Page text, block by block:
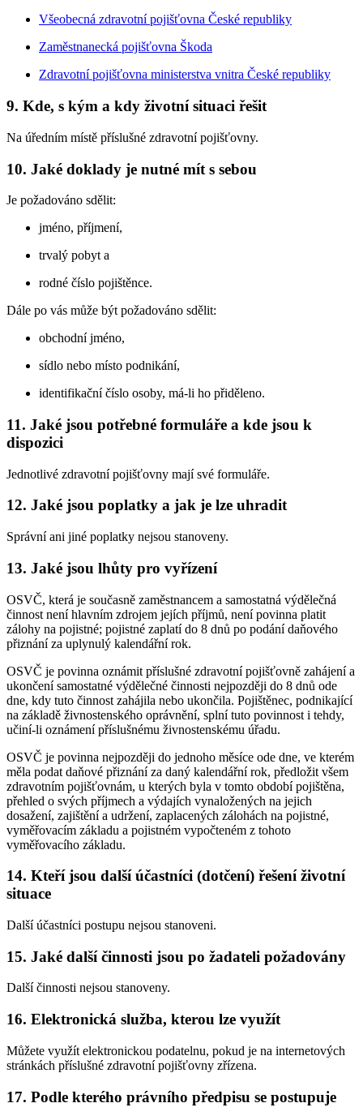
Všeobecná zdravotní pojišťovna České republiky
Zaměstnanecká pojišťovna Škoda
Zdravotní pojišťovna ministerstva vnitra České republiky
9. Kde, s kým a kdy životní situaci řešit
Na úředním místě příslušné zdravotní pojišťovny.
10. Jaké doklady je nutné mít s sebou
Je požadováno sdělit:
jméno, příjmení,
trvalý pobyt a
rodné číslo pojištěnce.
Dále po vás může být požadováno sdělit:
obchodní jméno,
sídlo nebo místo podnikání,
identifikační číslo osoby, má-li ho přiděleno.
11. Jaké jsou potřebné formuláře a kde jsou k
dispozici
Jednotlivé zdravotní pojišťovny mají své formuláře.
12. Jaké jsou poplatky a jak je lze uhradit
Správní ani jiné poplatky nejsou stanoveny.
13. Jaké jsou lhůty pro vyřízení
OSVČ, která je současně zaměstnancem a samostatná výdělečná
činnost není hlavním zdrojem jejích příjmů, není povinna platit
zálohy na pojistné; pojistné zaplatí do 8 dnů po podání daňového
přiznání za uplynulý kalendářní rok.
OSVČ je povinna oznámit příslušné zdravotní pojišťovně zahájení a
ukončení samostatné výdělečné činnosti nejpozději do 8 dnů ode
dne, kdy tuto činnost zahájila nebo ukončila. Pojištěnec, podnikající
na základě živnostenského oprávnění, splní tuto povinnost i tehdy,
učiní-li oznámení příslušnému živnostenskému úřadu.
OSVČ je povinna nejpozději do jednoho měsíce ode dne, ve kterém
měla podat daňové přiznání za daný kalendářní rok, předložit všem
zdravotním pojišťovnám, u kterých byla v tomto období pojištěna,
přehled o svých příjmech a výdajích vynaložených na jejich
dosažení, zajištění a udržení, zaplacených zálohách na pojistné,
vyměřovacím základu a pojistném vypočteném z tohoto
vyměřovacího základu.
14. Kteří jsou další účastníci (dotčení) řešení životní
situace
Další účastníci postupu nejsou stanoveni.
15. Jaké další činnosti jsou po žadateli požadovány
Další činnosti nejsou stanoveny.
16. Elektronická služba, kterou lze využít
Můžete využít elektronickou podatelnu, pokud je na internetových
stránkách příslušné zdravotní pojišťovny zřízena.
17. Podle kterého právního předpisu se postupuje